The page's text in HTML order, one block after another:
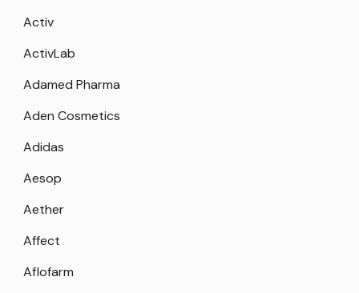
Activ
ActivLab
Adamed Pharma
Aden Cosmetics
Adidas
Aesop
Aether
Affect
Aflofarm